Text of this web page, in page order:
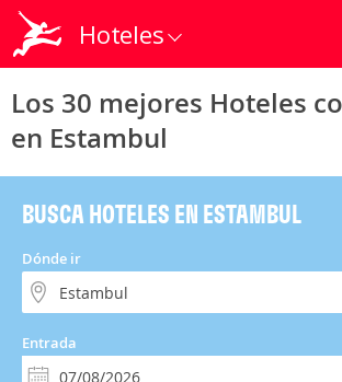
Hoteles
Los 30 mejores Hoteles
en Estambul
BUSCA HOTELES EN ESTAMBUL
Dónde ir
Entrada